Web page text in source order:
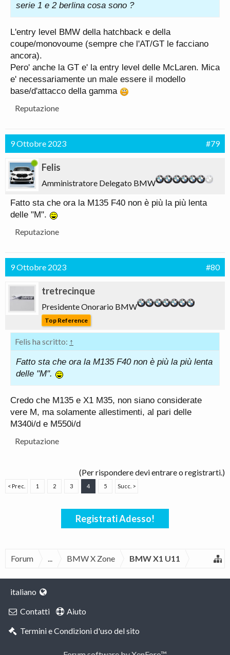
serie 1 e 2 berlina cosa sono ?
L'entry level BMW della hatchback e della
coupe/monovoume (sempre che l'AT/GT le facciano
ancora).
Pero' anche la GT e' la entry level delle McLaren. Mica
e' necessariamente un male essere il modello
base/d'attacco della gamma
Reputazione
9 Ottobre 2023 #79
Felis
Amministratore Delegato BMW
Fatto sta che ora la M135 F40 non è più la più lenta
delle "M".
Reputazione
9 Ottobre 2023 #80
tretrecinque
Presidente Onorario BMW
Top Reference
Felis ha scritto: ↑
Fatto sta che ora la M135 F40 non è più la più lenta
delle "M".
Credo che M135 e X1 M35, non siano considerate
vere M, ma solamente allestimenti, al pari delle
M340i/d e M550i/d
Reputazione
(Per rispondere devi entrare o registrarti.)
< Prec. 1 2 3 4 5 Succ. >
Registrati Adesso!
Forum ... BMW X Zone BMW X1 U11
italiano
Contatti
Aiuto
Termini e Condizioni d'uso del sito